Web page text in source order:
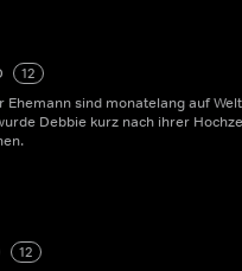
12
Ehemann sind monatelang auf
Debbie kurz nach ihrer
12